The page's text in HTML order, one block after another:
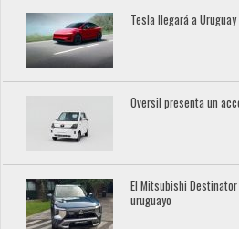
Tesla llegará a Uruguay
Oversil presenta un
El Mitsubishi
uruguayo